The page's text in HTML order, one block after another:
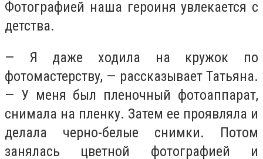
Фотографией наша героиня увлекается с
детства.
— Я даже ходила на кружок по
фотомастерству, — рассказывает Татьяна.
— У меня был пленочный фотоаппарат,
снимала на пленку. Затем ее проявляла и
делала черно-белые снимки. Потом
занялась цветной фотографией и